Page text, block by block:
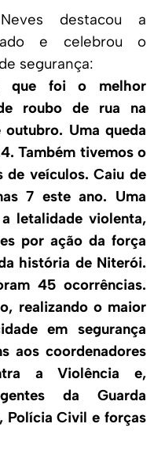
destacou a
e celebrou o
segurança:
que foi o melhor
roubo de rua na
Uma queda
Também tivemos o
de veículos. Caiu de
7 este ano. Uma
letalidade violenta,
por ação da força
história de Niterói.
45 ocorrências.
realizando o maior
em segurança
aos coordenadores
a Violência e,
da Guarda
Polícia Civil e forças